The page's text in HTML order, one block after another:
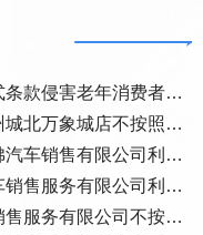
了地方经济发展，让民营
院等有关部门和单位应
职人员应当严格遵守亲清
法履职，勤勉尽责。”淳
书，不是在优化营商环
人民法院
财骗积蓄 “姐姐好！我
下午，家住合肥包河区的
。消息来自一名陌生男网
。这两年，退休独居在家
体上分享。看到这条消
在微信上，两人互动很
子自称是东南亚某富商的
在东南亚从事投资的工作
黄金投资项目，声称稳赚
款侵害老年消费者权
北万象城店不按照约
车销售有限公司利用
售服务有限公司利用
服务有限公司不按照